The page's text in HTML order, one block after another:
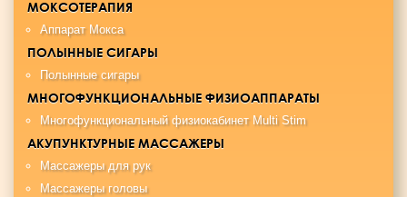
МОКСОТЕРАПИЯ
Аппарат Мокса
ПОЛЫННЫЕ СИГАРЫ
Полынные сигары
МНОГОФУНКЦИОНАЛЬНЫЕ ФИЗИОАППАРАТЫ
Многофункциональный физиокабинет Multi Stim
АКУПУНКТУРНЫЕ МАССАЖЕРЫ
Массажеры для рук
Массажеры головы